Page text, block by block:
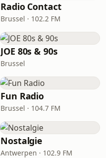
Radio Contact
Brussel · 102.2 FM
JOE 80s & 90s
Brussel
Fun Radio
Brussel · 104.7 FM
Nostalgie
Antwerpen · 102.9 FM